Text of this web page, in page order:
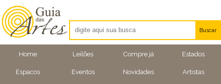
Home Leilões Compre já Estados
Espacos Eventos Novidades Artistas
Buscar
Artistas
Eventos